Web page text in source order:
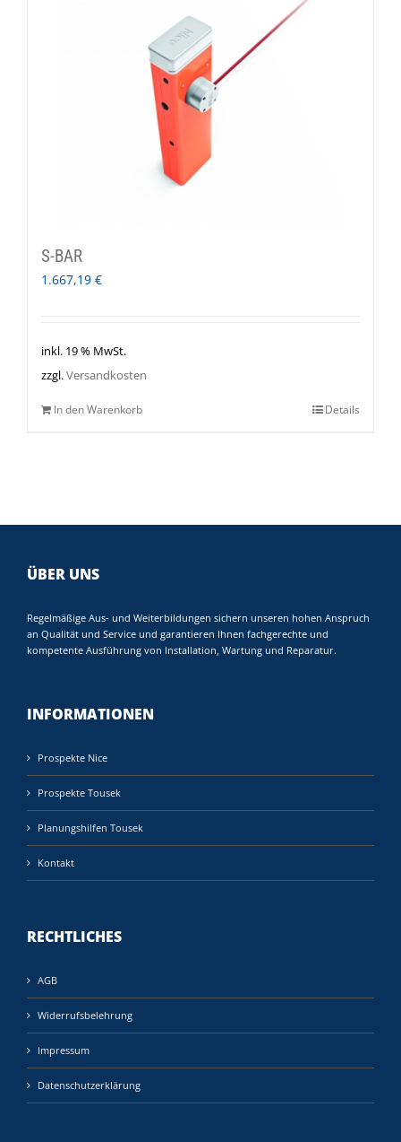
S-BAR
1.667,19 €
inkl. 19 % MwSt.
zzgl.Versandkosten
In den Warenkorb Details
ÜBER UNS
Regelmäßige Aus- und Weiterbildungen sichern unseren hohen Anspruch
an Qualität und Service und garantieren Ihnen fachgerechte und
kompetente Ausführung von Installation, Wartung und Reparatur.
INFORMATIONEN
Prospekte Nice
Prospekte Tousek
Planungshilfen Tousek
Kontakt
RECHTLICHES
AGB
Widerrufsbelehrung
Impressum
Datenschutzerklärung